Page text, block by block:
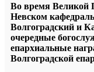
Во время Великой
Невском
Волгоградский и
очередные
епархиальные
Волгоградской